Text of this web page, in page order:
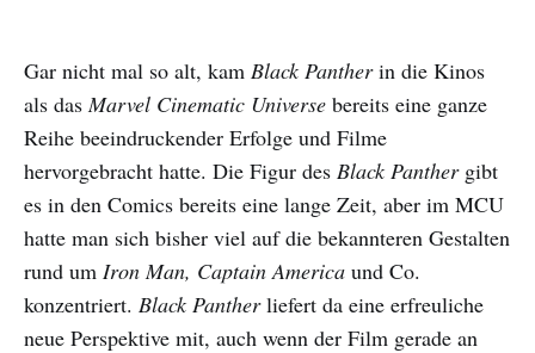
Gar nicht mal so alt, kam Black Pantherin die Kinos
als dasMarvel Cinematic Universe bereits eine ganze
Reihe beeindruckender Erfolge und Filme
hervorgebracht hatte. Die Figur des Black Panthergibt
es in den Comics bereits eine lange Zeit, aber im MCU
hatte man sich bisher viel auf die bekannteren Gestalten
rund um Iron Man, Captain America und Co.
konzentriert. Black Pantherliefert da eine erfreuliche
neue Perspektive mit, auch wenn der Film gerade an